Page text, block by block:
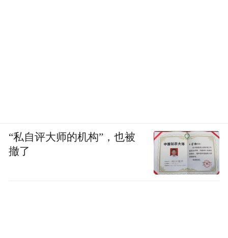
“私自评大师的机构”，也被
撤了